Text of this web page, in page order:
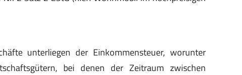
unterliegen der Einkommensteuer, worunter
bei denen der Zeitraum zwischen